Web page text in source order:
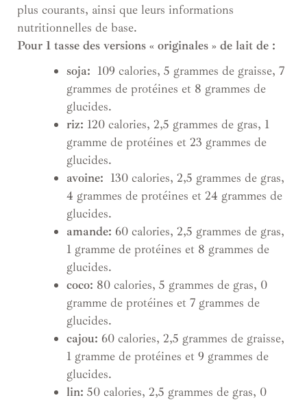
plus courants, ainsi que leurs informations
nutritionnelles de base.
Pour 1 tasse des versions « originales » de lait de :
soja: 109 calories, 5 grammes de graisse, 7
grammes de protéines et 8 grammes de
glucides.
riz: 120 calories, 2,5 grammes de gras, 1
gramme de protéines et 23 grammes de
glucides.
avoine: 130 calories, 2,5 grammes de gras,
4 grammes de protéines et 24 grammes de
glucides.
amande: 60 calories, 2,5 grammes de gras,
1 gramme de protéines et 8 grammes de
glucides.
coco: 80 calories, 5 grammes de gras, 0
gramme de protéines et 7 grammes de
glucides.
cajou: 60 calories, 2,5 grammes de graisse,
1 gramme de protéines et 9 grammes de
glucides.
lin: 50 calories, 2,5 grammes de gras, 0